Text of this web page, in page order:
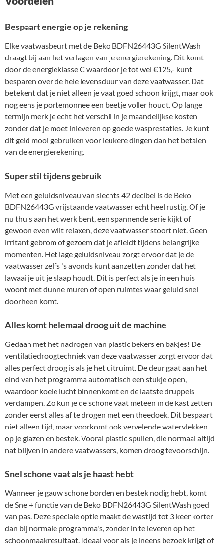
Bespaart energie op je rekening
Elke vaatwasbeurt met de Beko BDFN26443G SilentWash
draagt bij aan het verlagen van je energierekening. Dit komt
door de energieklasse C waardoor je tot wel €125,- kunt
besparen over de hele levensduur van deze vaatwasser. Dat
betekent dat je niet alleen je vaat goed schoon krijgt, maar ook
nog eens je portemonnee een beetje voller houdt. Op lange
termijn merk je echt het verschil in je maandelijkse kosten
zonder dat je moet inleveren op goede wasprestaties. Je kunt
dit geld mooi gebruiken voor leukere dingen dan het betalen
van de energierekening.
Super stil tijdens gebruik
Met een geluidsniveau van slechts 42 decibel is de Beko
BDFN26443G vrijstaande vaatwasser echt heel rustig. Of je
nu thuis aan het werk bent, een spannende serie kijkt of
gewoon even wilt relaxen, deze vaatwasser stoort niet. Geen
irritant gebrom of gezoem dat je afleidt tijdens belangrijke
momenten. Het lage geluidsniveau zorgt ervoor dat je de
vaatwasser zelfs 's avonds kunt aanzetten zonder dat het
lawaai je uit je slaap houdt. Dit is perfect als je in een huis
woont met dunne muren of open ruimtes waar geluid snel
doorheen komt.
Alles komt helemaal droog uit de machine
Gedaan met het nadrogen van plastic bekers en bakjes! De
ventilatiedroogtechniek van deze vaatwasser zorgt ervoor dat
alles perfect droog is als je het uitruimt. De deur gaat aan het
eind van het programma automatisch een stukje open,
waardoor koele lucht binnenkomt en de laatste druppels
verdampen. Zo kun je de schone vaat meteen in de kast zetten
zonder eerst alles af te drogen met een theedoek. Dit bespaart
niet alleen tijd, maar voorkomt ook vervelende watervlekken
op je glazen en bestek. Vooral plastic spullen, die normaal altijd
nat blijven in andere vaatwassers, komen droog tevoorschijn.
Snel schone vaat als je haast hebt
Wanneer je gauw schone borden en bestek nodig hebt, komt
de Snel+ functie van de Beko BDFN26443G SilentWash goed
van pas. Deze speciale optie maakt de wastijd tot 3 keer korter
dan bij normale programma's, zonder in te leveren op het
schoonmaakresultaat. Ideaal voor als je ineens bezoek krijgt of